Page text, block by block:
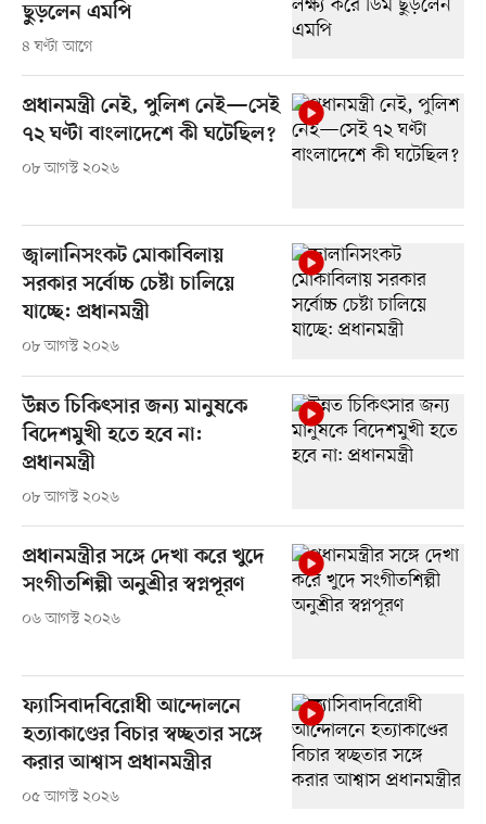
ছুড়লেন এমপি
৪ ঘণ্টা আগে
প্রধানমন্ত্রী নেই, পুলিশ নেই—সেই
৭২ ঘণ্টা বাংলাদেশে কী ঘটেছিল?
০৮ আগস্ট ২০২৬
জ্বালানিসংকট মোকাবিলায়
সরকার সর্বোচ্চ চেষ্টা চালিয়ে
যাচ্ছে: প্রধানমন্ত্রী
০৮ আগস্ট ২০২৬
উন্নত চিকিৎসার জন্য মানুষকে
বিদেশমুখী হতে হবে না:
প্রধানমন্ত্রী
০৮ আগস্ট ২০২৬
প্রধানমন্ত্রীর সঙ্গে দেখা করে খুদে
সংগীতশিল্পী অনুশ্রীর স্বপ্নপূরণ
০৬ আগস্ট ২০২৬
ফ্যাসিবাদবিরোধী আন্দোলনে
হত্যাকাণ্ডের বিচার স্বচ্ছতার সঙ্গে
করার আশ্বাস প্রধানমন্ত্রীর
০৫ আগস্ট ২০২৬